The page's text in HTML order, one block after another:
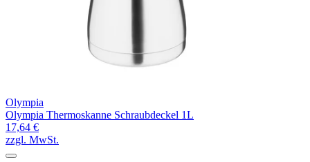
Olympia
Olympia Thermoskanne Schraubdeckel 1L
17,64 €
zzgl. MwSt.